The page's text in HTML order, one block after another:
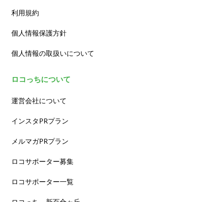
利用規約
個人情報保護方針
個人情報の取扱いについて
ロコっちについて
運営会社について
インスタPRプラン
メルマガPRプラン
ロコサポーター募集
ロコサポーター一覧